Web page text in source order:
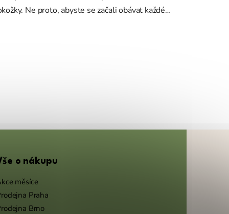
Ne proto, abyste se začali obávat každé
o nákupu
měsíce
Praha
Brno